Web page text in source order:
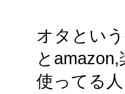
オタとい
と
使ってる